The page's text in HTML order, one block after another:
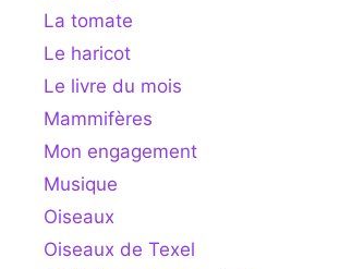
La tomate
Le haricot
Le livre du mois
Mammifères
Mon engagement
Musique
Oiseaux
Oiseaux de Texel